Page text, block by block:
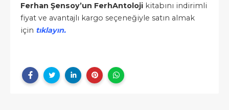
Ferhan Şensoy’un FerhAntoloji kitabını indirimli
fiyat ve avantajlı kargo seçeneğiyle satın almak
için tıklayın.